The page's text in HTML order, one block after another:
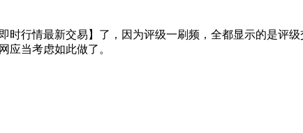
时行情最新交易】了，因为评级一刷频，全都显示的是评级
应当考虑如此做了。